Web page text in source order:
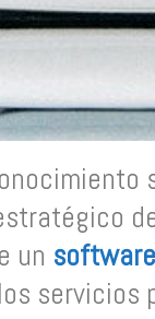
un software
servicios